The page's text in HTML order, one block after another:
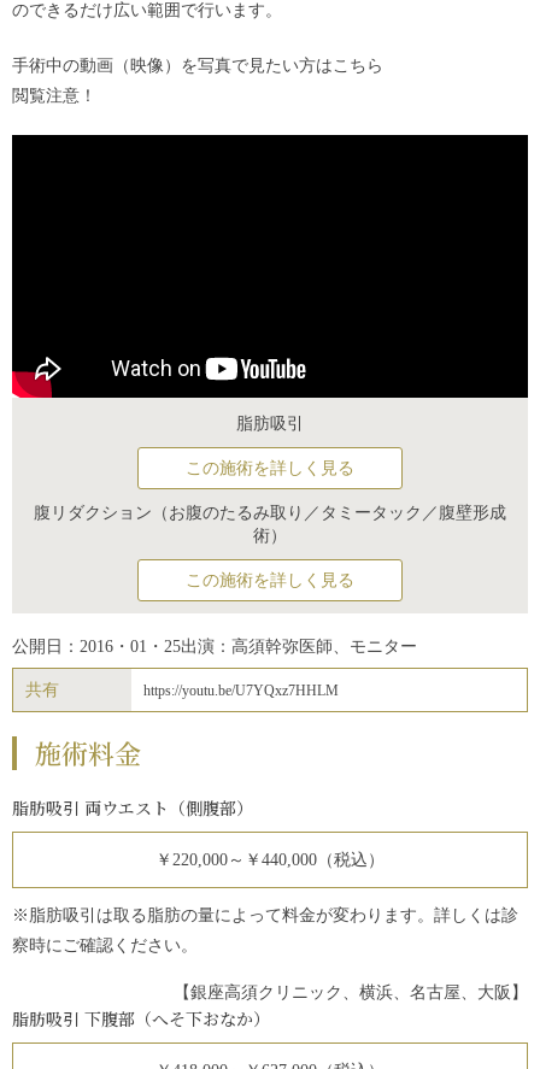
のできるだけ広い範囲で行います。
手術中の動画（映像）を写真で見たい方はこちら
閲覧注意！
脂肪吸引
この施術を詳しく見る
腹リダクション（お腹のたるみ取り／タミータック／腹壁形成
術）
この施術を詳しく見る
公開日：2016・01・25出演：高須幹弥医師、モニター
共有 https://youtu.be/U7YQxz7HHLM
施術料金
脂肪吸引 両ウエスト（側腹部）
￥220,000～￥440,000（税込）
※脂肪吸引は取る脂肪の量によって料金が変わります。詳しくは診
察時にご確認ください。
【銀座高須クリニック、横浜、名古屋、大阪】
脂肪吸引 下腹部（へそ下おなか）